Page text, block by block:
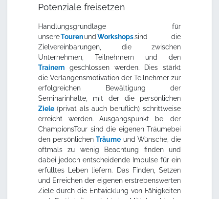
Potenziale freisetzen
Handlungsgrundlage für
unsereTourenundWorkshopssind die
Zielvereinbarungen, die zwischen
Unternehmen, Teilnehmern und den
Trainern geschlossen werden. Dies stärkt
die Verlangensmotivation der Teilnehmer zur
erfolgreichen Bewältigung der
Seminarinhalte, mit der die persönlichen
Ziele (privat als auch beruflich) schrittweise
erreicht werden. Ausgangspunkt bei der
ChampionsTour sind die eigenen Träumebei
den persönlichenTräume und Wünsche, die
oftmals zu wenig Beachtung finden und
dabei jedoch entscheidende Impulse für ein
erfülltes Leben liefern. Das Finden, Setzen
und Erreichen der eigenen erstrebenswerten
Ziele durch die Entwicklung von Fähigkeiten